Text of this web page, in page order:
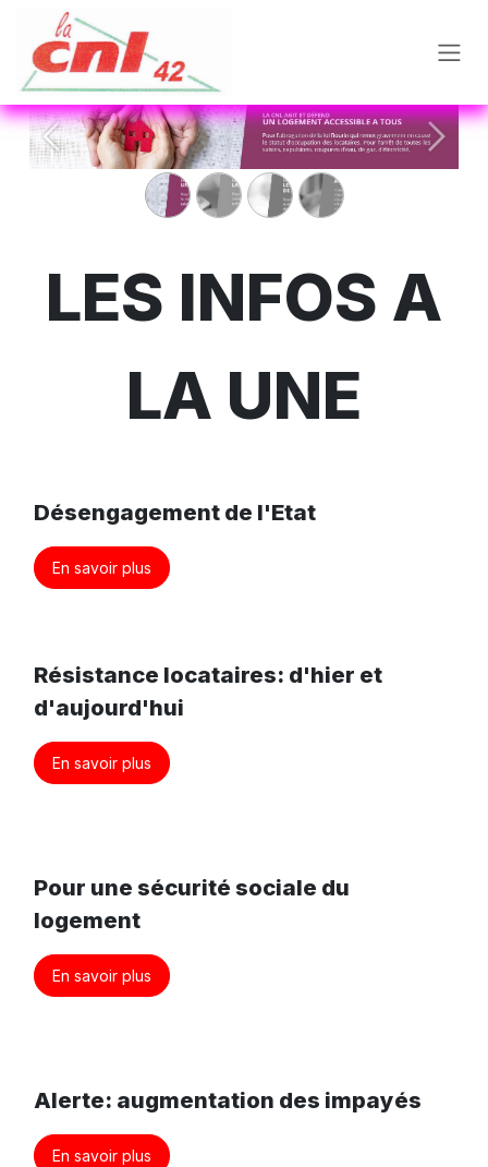
Se rendre au contenu
Précédent Suivant
LES INFOS A
LA UNE
Désengagement de l'Etat
En savoir plus
Résistance locataires: d'hier et
d'aujourd'hui
En savoir plus
Pour une sécurité sociale du
logement
En savoir plus
Alerte: augmentation des impayés
En savoir plus